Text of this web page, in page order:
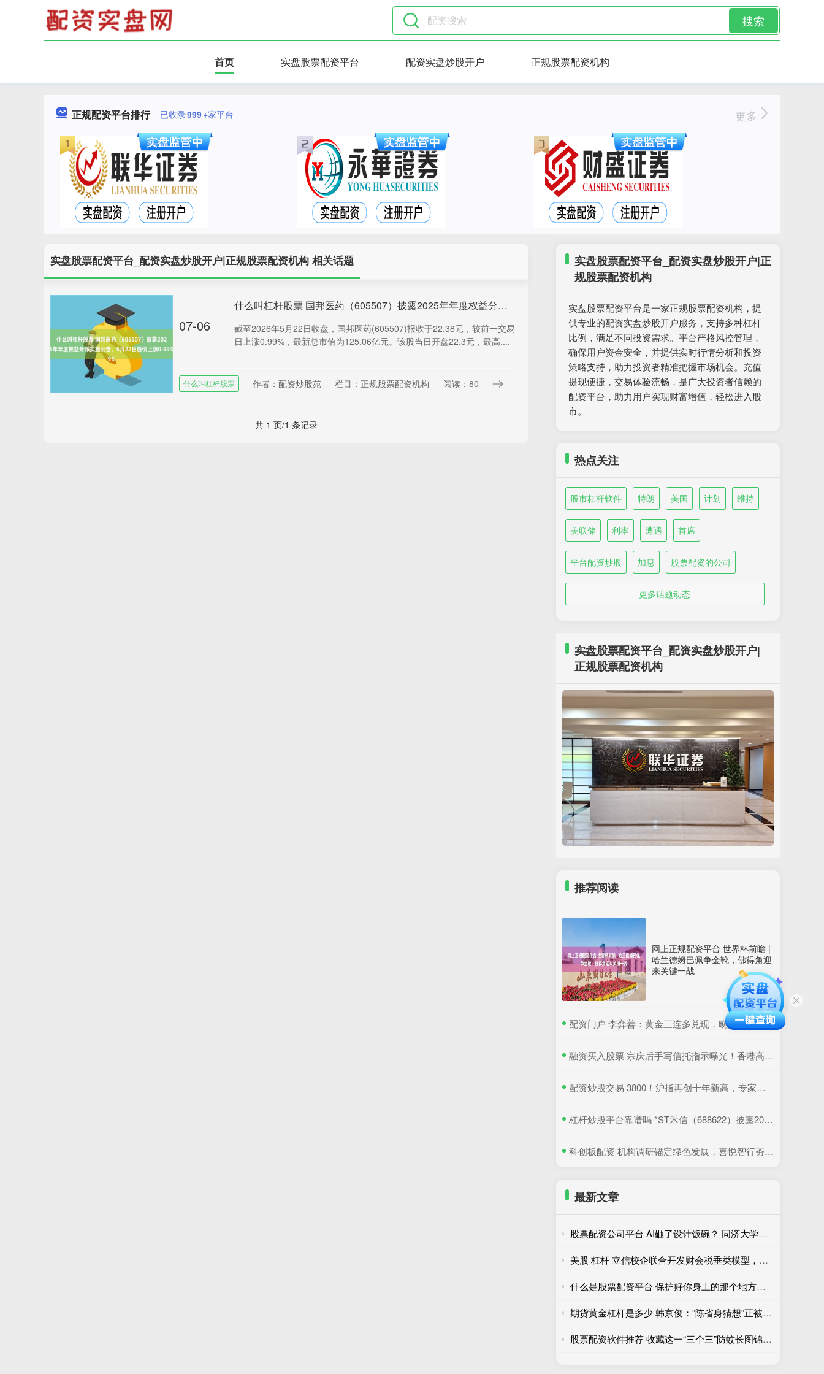
搜索
首页 实盘股票配资平台 配资实盘炒股开户 正规股票配资机构
正规配资平台排行 已收录999+家平台 更多
实盘股票配资平台_配资实盘炒股开户|正规股票配资机构 相关话题
07-06
什么叫杠杆股票 国邦医药（605507）披露2025年年度权益分派实施公告，5月22日股价上涨0.99%
截至2026年5月22日收盘，国邦医药(605507)报收于22.38元，较前一交易
日上涨0.99%，最新总市值为125.06亿元。该股当日开盘22.3元，最高....
什么叫杠杆股票 作者：配资炒股苑 栏目：正规股票配资机构 阅读：80
共 1 页/1 条记录
实盘股票配资平台_配资实盘炒股开户|正
规股票配资机构
实盘股票配资平台是一家正规股票配资机构，提
供专业的配资实盘炒股开户服务，支持多种杠杆
比例，满足不同投资需求。平台严格风控管理，
确保用户资金安全，并提供实时行情分析和投资
策略支持，助力投资者精准把握市场机会。充值
提现便捷，交易体验流畅，是广大投资者信赖的
配资平台，助力用户实现财富增值，轻松进入股
市。
热点关注
股市杠杆软件 特朗 美国 计划 维持
美联储 利率 遭遇 首席
平台配资炒股 加息 股票配资的公司
更多话题动态
实盘股票配资平台_配资实盘炒股开户|
正规股票配资机构
推荐阅读
网上正规配资平台 世界杯前瞻 |
哈兰德姆巴佩争金靴，佛得角迎
来关键一战
​配资门户 李弈善：黄金三连多兑现，晚间68继续多！
​融资买入股票 宗庆后手写信托指示曝光！香港高院判了：宗馥莉暂不得挪动汇丰账户资产
​配资炒股交易 3800！沪指再创十年新高，专家：牛市是经济增长重要引擎
​杠杆炒股平台靠谱吗 *ST禾信（688622）披露2025年年度股东会决议公告，5月22日股价上涨3.33%
​科创板配资 机构调研锚定绿色发展，喜悦智行夯实可循环包装行业优势
最新文章
股票配资公司平台 AI砸了设计饭碗？ 同济大学辛向阳：设计教育该重视“落地”和跨学科
美股 杠杆 立信校企联合开发财会税垂类模型，瞄准审计“幻觉”和财报舞弊识别
什么是股票配资平台 保护好你身上的那个地方，追求美味更要注重健康！
期货黄金杠杆是多少 韩京俊：“陈省身猜想”正被一步步证明，有理由期待完全在本土培养出菲奖得主
股票配资软件推荐 收藏这一“三个三”防蚊长图锦囊，高温高湿季节莫让蚊虫“喜滋滋”